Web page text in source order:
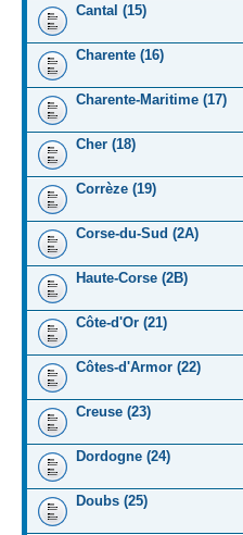
Cantal (15)
Charente (16)
Charente-Maritime (17)
Cher (18)
Corrèze (19)
Corse-du-Sud (2A)
Haute-Corse (2B)
Côte-d'Or (21)
Côtes-d'Armor (22)
Creuse (23)
Dordogne (24)
Doubs (25)